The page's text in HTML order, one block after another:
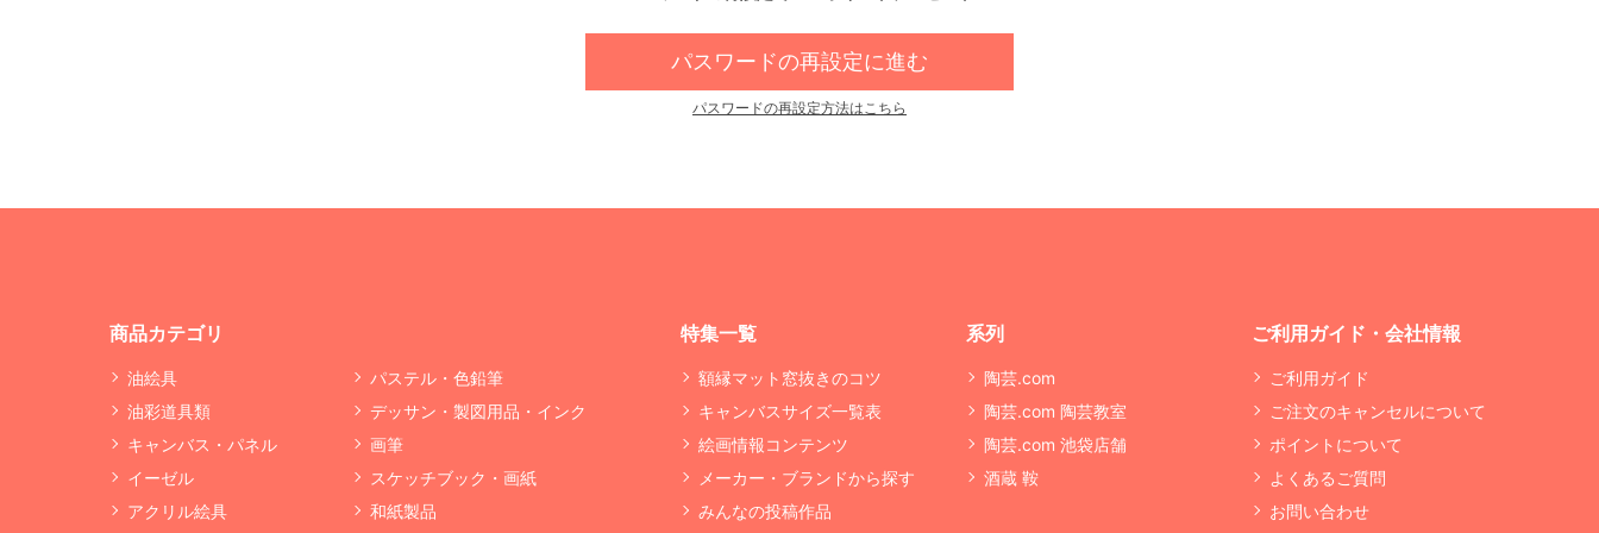
パスワードの再設定に進む
パスワードの再設定方法はこちら
商品カテゴリ
油絵具
油彩道具類
キャンバス・パネル
イーゼル
アクリル絵具
パステル・色鉛筆
デッサン・製図用品・インク
画筆
スケッチブック・画紙
和紙製品
特集一覧
額縁マット窓抜きのコツ
キャンバスサイズ一覧表
絵画情報コンテンツ
メーカー・ブランドから探す
みんなの投稿作品
系列
陶芸.com
陶芸.com 陶芸教室
陶芸.com 池袋店舗
酒蔵 鞍
ご利用ガイド・会社情報
ご利用ガイド
ご注文のキャンセルについて
ポイントについて
よくあるご質問
お問い合わせ